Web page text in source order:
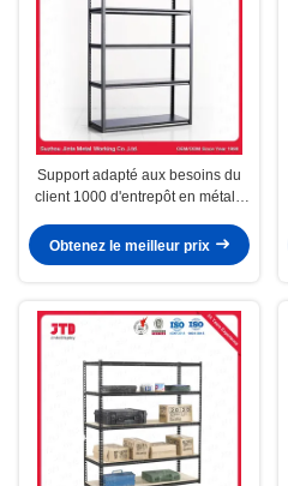
Support adapté aux besoins du
client 1000 d'entrepôt en métal -
Obtenez le meilleur prix